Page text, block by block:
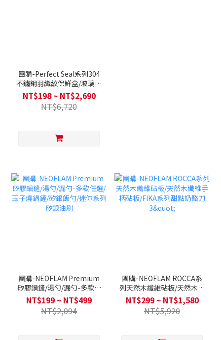
團購-Perfect Seal系列304
不鏽鋼羽織紋保鮮盒/玻璃保
鮮盒(多種容量)-單入/組合.
NT$198 ~ NT$2,690
NT$6,720
團購-NEOFLAM Premium
矽膠鍋鏟/湯勺/漏勺-多款任
選/玉子燒鍋鏟/矽銀飯勺/迷
你系列矽銀油刷
NT$199 ~ NT$499
NT$2,094
團購-NEOFLAM ROCCA系
列天然木纖維砧板/天然木纖
維手柄砧板/FIKA系列甜點
奶酪刀3"
NT$299 ~ NT$1,580
NT$5,920